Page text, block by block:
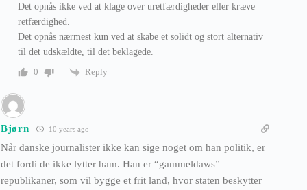
Det opnås ikke ved at klage over uretfærdigheder eller kræve
retfærdighed.
Det opnås nærmest kun ved at skabe et solidt og stort alternativ
til det udskældte, til det beklagede.
0
Reply
Bjørn 10 years ago
Når danske journalister ikke kan sige noget om han politik, er
det fordi de ikke lytter ham. Han er “gammeldaws”
republikaner, som vil bygge et frit land, hvor staten beskytter